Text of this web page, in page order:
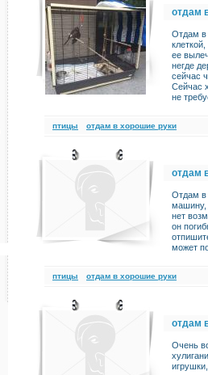
отдам
Отдам в
ее
негде
сейчас
Сейчас
не
птицы отдам в хорошие руки
отдам
Отдам в
машину,
нет
он
может
птицы отдам в хорошие руки
отдам
Очень